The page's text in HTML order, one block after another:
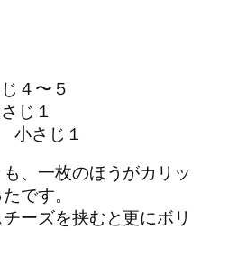
４〜５
じ１
小さじ１
、一枚のほうがカリッ
です。
ーズを挟むと更にボリ